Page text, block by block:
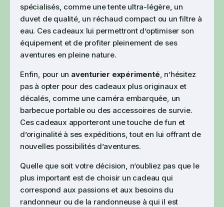
spécialisés, comme une tente ultra-légère, un
duvet de qualité, un réchaud compact ou un filtre à
eau. Ces cadeaux lui permettront d’optimiser son
équipement et de profiter pleinement de ses
aventures en pleine nature.
Enfin, pour un aventurier expérimenté , n’hésitez
pas à opter pour des cadeaux plus originaux et
décalés, comme une caméra embarquée, un
barbecue portable ou des accessoires de survie.
Ces cadeaux apporteront une touche de fun et
d’originalité à ses expéditions, tout en lui offrant de
nouvelles possibilités d’aventures.
Quelle que soit votre décision, n’oubliez pas que le
plus important est de choisir un cadeau qui
correspond aux passions et aux besoins du
randonneur ou de la randonneuse à qui il est